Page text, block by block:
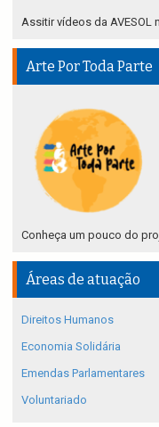
Assitir vídeos da AVESOL
Arte Por Toda Parte
Conheça um pouco do
Áreas de atuação
Direitos Humanos
Economia Solidária
Emendas Parlamentares
Voluntariado